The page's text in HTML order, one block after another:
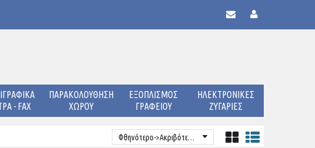
- FAX
ΠΑΡΑΚΟΛΟΥΘΗΣΗ
ΧΩΡΟΥ
ΕΞΟΠΛΙΣΜΟΣ
ΓΡΑΦΕΙΟΥ
ΗΛΕΚΤΡΟΝΙΚΕΣ
ΖΥΓΑΡΙΕΣ
Φθηνότερο->Ακριβότερο